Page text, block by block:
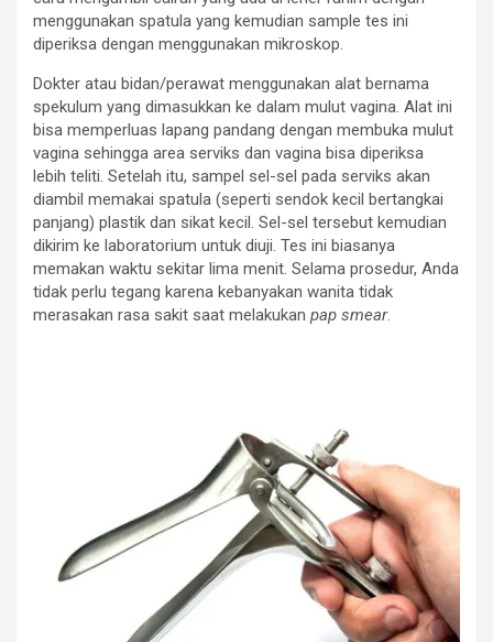
menggunakan spatula yang kemudian sample tes ini
diperiksa dengan menggunakan mikroskop.
Dokter atau bidan/perawat menggunakan alat bernama
spekulum yang dimasukkan ke dalam mulut vagina. Alat ini
bisa memperluas lapang pandang dengan membuka mulut
vagina sehingga area serviks dan vagina bisa diperiksa
lebih teliti. Setelah itu, sampel sel-sel pada serviks akan
diambil memakai spatula (seperti sendok kecil bertangkai
panjang) plastik dan sikat kecil. Sel-sel tersebut kemudian
dikirim ke laboratorium untuk diuji. Tes ini biasanya
memakan waktu sekitar lima menit. Selama prosedur, Anda
tidak perlu tegang karena kebanyakan wanita tidak
merasakan rasa sakit saat melakukan pap smear.